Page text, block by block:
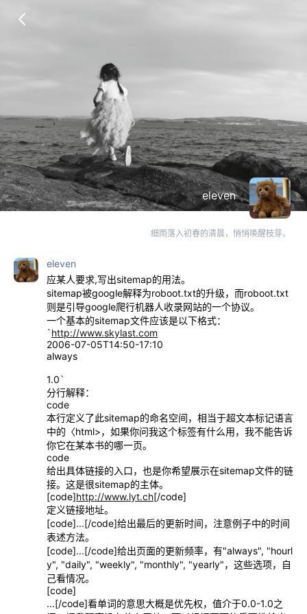
eleven
细雨落入初春的清晨，悄悄唤醒枝芽。
eleven
应某人要求,写出sitemap的用法。
sitemap被google解释为roboot.txt的升级，而roboot.txt
则是引导google爬行机器人收录网站的一个协议。
一个基本的sitemap文件应该是以下格式：
`http://www.skylast.com
2006-07-05T14:50-17:10
always
1.0`
分行解释：
code
本行定义了此sitemap的命名空间，相当于超文本标记语言
中的〈html>，如果你问我这个标签有什么用，我不能告诉
你它在某本书的哪一页。
code
给出具体链接的入口，也是你希望展示在sitemap文件的链
接。这是很sitemap的主体。
[code]http://www.lyt.ch[/code]
定义链接地址。
[code]...[/code]给出最后的更新时间，注意例子中的时间
表述方法。
[code]...[/code]给出页面的更新频率，有"always", "hourl
y", "daily", "weekly", "monthly", "yearly"，这些选项，自
己看情况。
[code]
...[/code]看单词的意思大概是优先权，值介于0.0-1.0之